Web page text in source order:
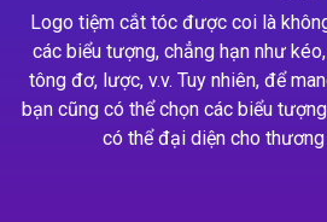
Logo tiệm cắt tóc được coi là
các biểu tượng, chẳng hạn như
tông đơ, lược, v.v. Tuy nhiên, để
bạn cũng có thể chọn các biểu
có thể đại diện cho thương